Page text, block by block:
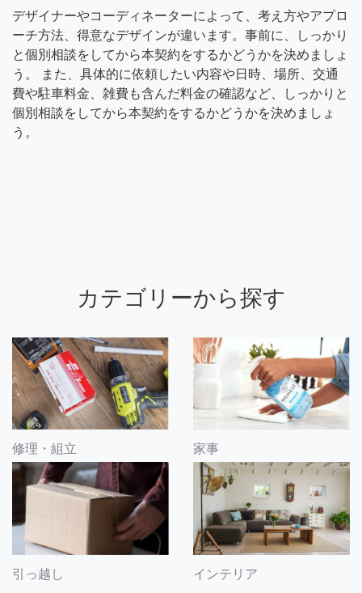
デザイナーやコーディネーターによって、考え方やアプロ
ーチ方法、得意なデザインが違います。事前に、しっかり
と個別相談をしてから本契約をするかどうかを決めましょ
う。 また、具体的に依頼したい内容や日時、場所、交通
費や駐車料金、雑費も含んだ料金の確認など、しっかりと
個別相談をしてから本契約をするかどうかを決めましょ
う。
カテゴリーから探す
修理・組立 家事
引っ越し インテリア